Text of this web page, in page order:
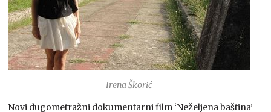
Irena Škorić
Novi dugometražni dokumentarni film ‘Neželjena baština’